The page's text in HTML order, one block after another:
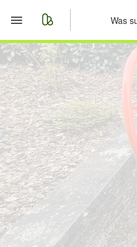
Start
Merkliste
Nachrichten
Anzeige aufgeben